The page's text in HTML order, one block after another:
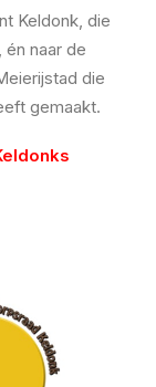
Keldonk, die
naar de
die
gemaakt.